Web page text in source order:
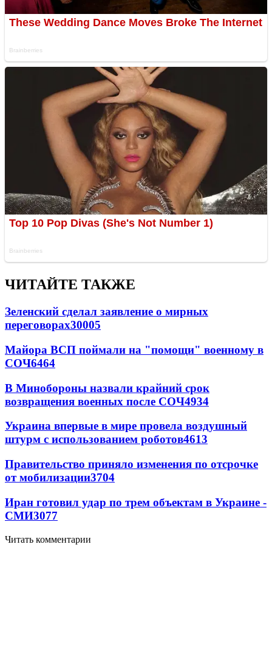
ЧИТАЙТЕ ТАКЖЕ
Зеленский сделал заявление о мирных
переговорах30005
Майора ВСП поймали на "помощи" военному в
СОЧ6464
В Минобороны назвали крайний срок
возвращения военных после СОЧ4934
Украина впервые в мире провела воздушный
штурм с использованием роботов4613
Правительство приняло изменения по отсрочке
от мобилизации3704
Иран готовил удар по трем объектам в Украине -
СМИ3077
Читать комментарии